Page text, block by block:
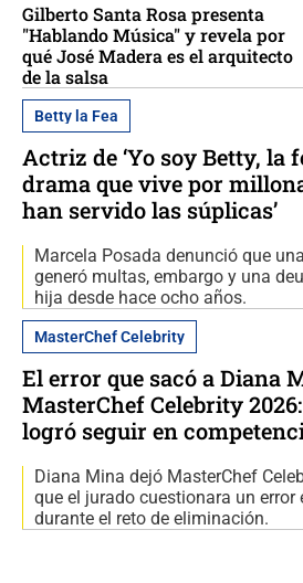
Gilberto Santa Rosa presenta
"Hablando Música" y revela por
qué José Madera es el arquitecto
de la salsa
Betty la Fea
Actriz de ‘Yo soy Betty, la
drama que vive por
han servido las súplicas’
Marcela Posada denunció que
generó multas, embargo y una
hija desde hace ocho años.
MasterChef Celebrity
El error que sacó a Diana
MasterChef Celebrity
logró seguir en
Diana Mina dejó MasterChef
que el jurado cuestionara un error
durante el reto de eliminación.